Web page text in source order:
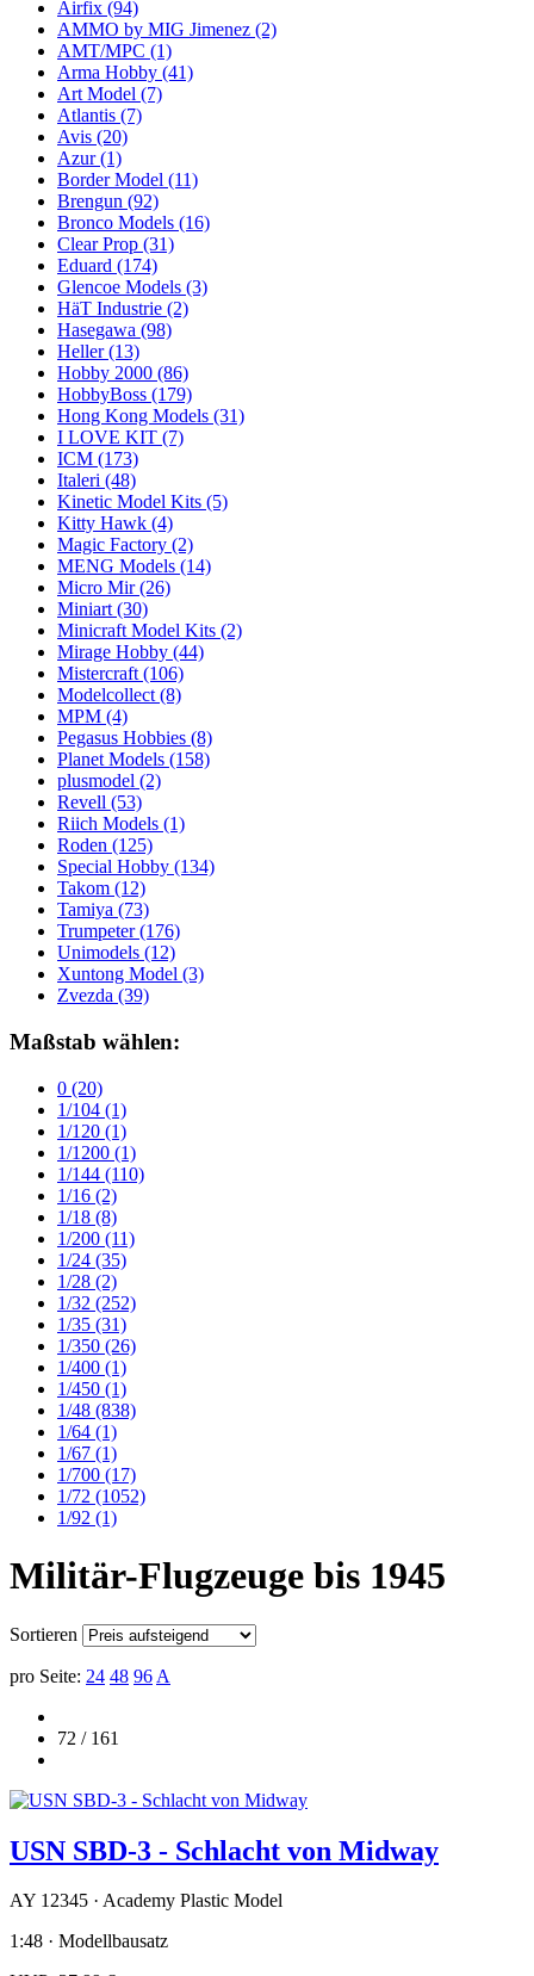
Airfix (94)
AMMO by MIG Jimenez (2)
AMT/MPC (1)
Arma Hobby (41)
Art Model (7)
Atlantis (7)
Avis (20)
Azur(1)
Border Model (11)
Brengun (92)
Bronco Models (16)
Clear Prop (31)
Eduard (174)
Glencoe Models (3)
HäT Industrie (2)
Hasegawa (98)
Heller(13)
Hobby 2000 (86)
HobbyBoss (179)
Hong Kong Models (31)
I LOVE KIT (7)
ICM (173)
Italeri (48)
Kinetic Model Kits (5)
Kitty Hawk (4)
Magic Factory (2)
MENG Models (14)
Micro Mir(26)
Miniart (30)
Minicraft Model Kits (2)
Mirage Hobby (44)
Mistercraft (106)
Modelcollect (8)
MPM (4)
Pegasus Hobbies (8)
Planet Models (158)
plusmodel (2)
Revell (53)
Riich Models (1)
Roden (125)
Special Hobby (134)
Takom (12)
Tamiya (73)
Trumpeter(176)
Unimodels (12)
Xuntong Model (3)
Zvezda (39)
Maßstab wählen:
0 (20)
1/104 (1)
1/120 (1)
1/1200 (1)
1/144 (110)
1/16 (2)
1/18 (8)
1/200 (11)
1/24 (35)
1/28 (2)
1/32 (252)
1/35 (31)
1/350 (26)
1/400 (1)
1/450 (1)
1/48 (838)
1/64 (1)
1/67 (1)
1/700 (17)
1/72 (1052)
1/92 (1)
Militär-Flugzeuge bis 1945
Sortieren
pro Seite: 24 48 96 A
72 / 161
USN SBD-3 - Schlacht von Midway
AY 12345 · Academy Plastic Model
1:48 · Modellbausatz